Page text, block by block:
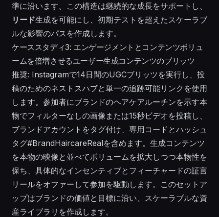
準に沿います。この構造は継続的な成長をサポートし、
リード生成を可能にし、初期テストを超えたスケーラブ
ルな影響のパスを作成します。
ケーススタディ3: エンゲージメントとコンテンツボリュ
ームを倍増させるユーザー生成コンテンツのブリッツ
推奨: Instagramで14日間のUGCブリッツを実行し、投
稿のためのネストスハブと単一の追跡可能リンクを使用
します。参加者にブランドのヘアケアルーチンを示す本
物でフィルターなしの画像または15秒ビデオを投稿し、
ブランドアカウントをタグ付け、専用コードとハッシュ
タグ#BrandHaircareRealを含めます。生成コンテンツ
を本物の映像と並べてボリュームを拡大しつつ本物性を
保ち、具体的なインセンティブとフィーチャードの証言
リールをオファーして参加を駆動します。このセットア
ップはブランドの価値と目標に沿い、スケーラブルな資
産ライブラリを作成します。